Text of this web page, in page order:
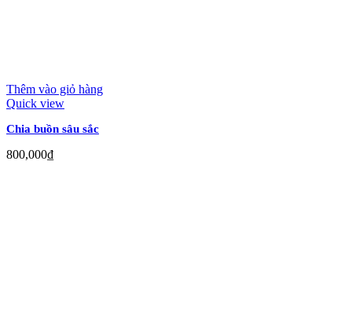
Thêm vào giỏ hàng
Quick view
Chia buồn sâu sắc
800,000₫